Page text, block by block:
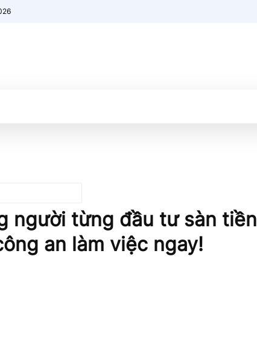
người từng đầu tư sàn tiền
an làm việc ngay!